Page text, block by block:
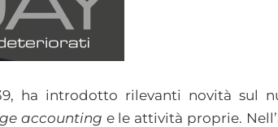
ha introdotto rilevanti novità sul
accounting e le attività proprie.